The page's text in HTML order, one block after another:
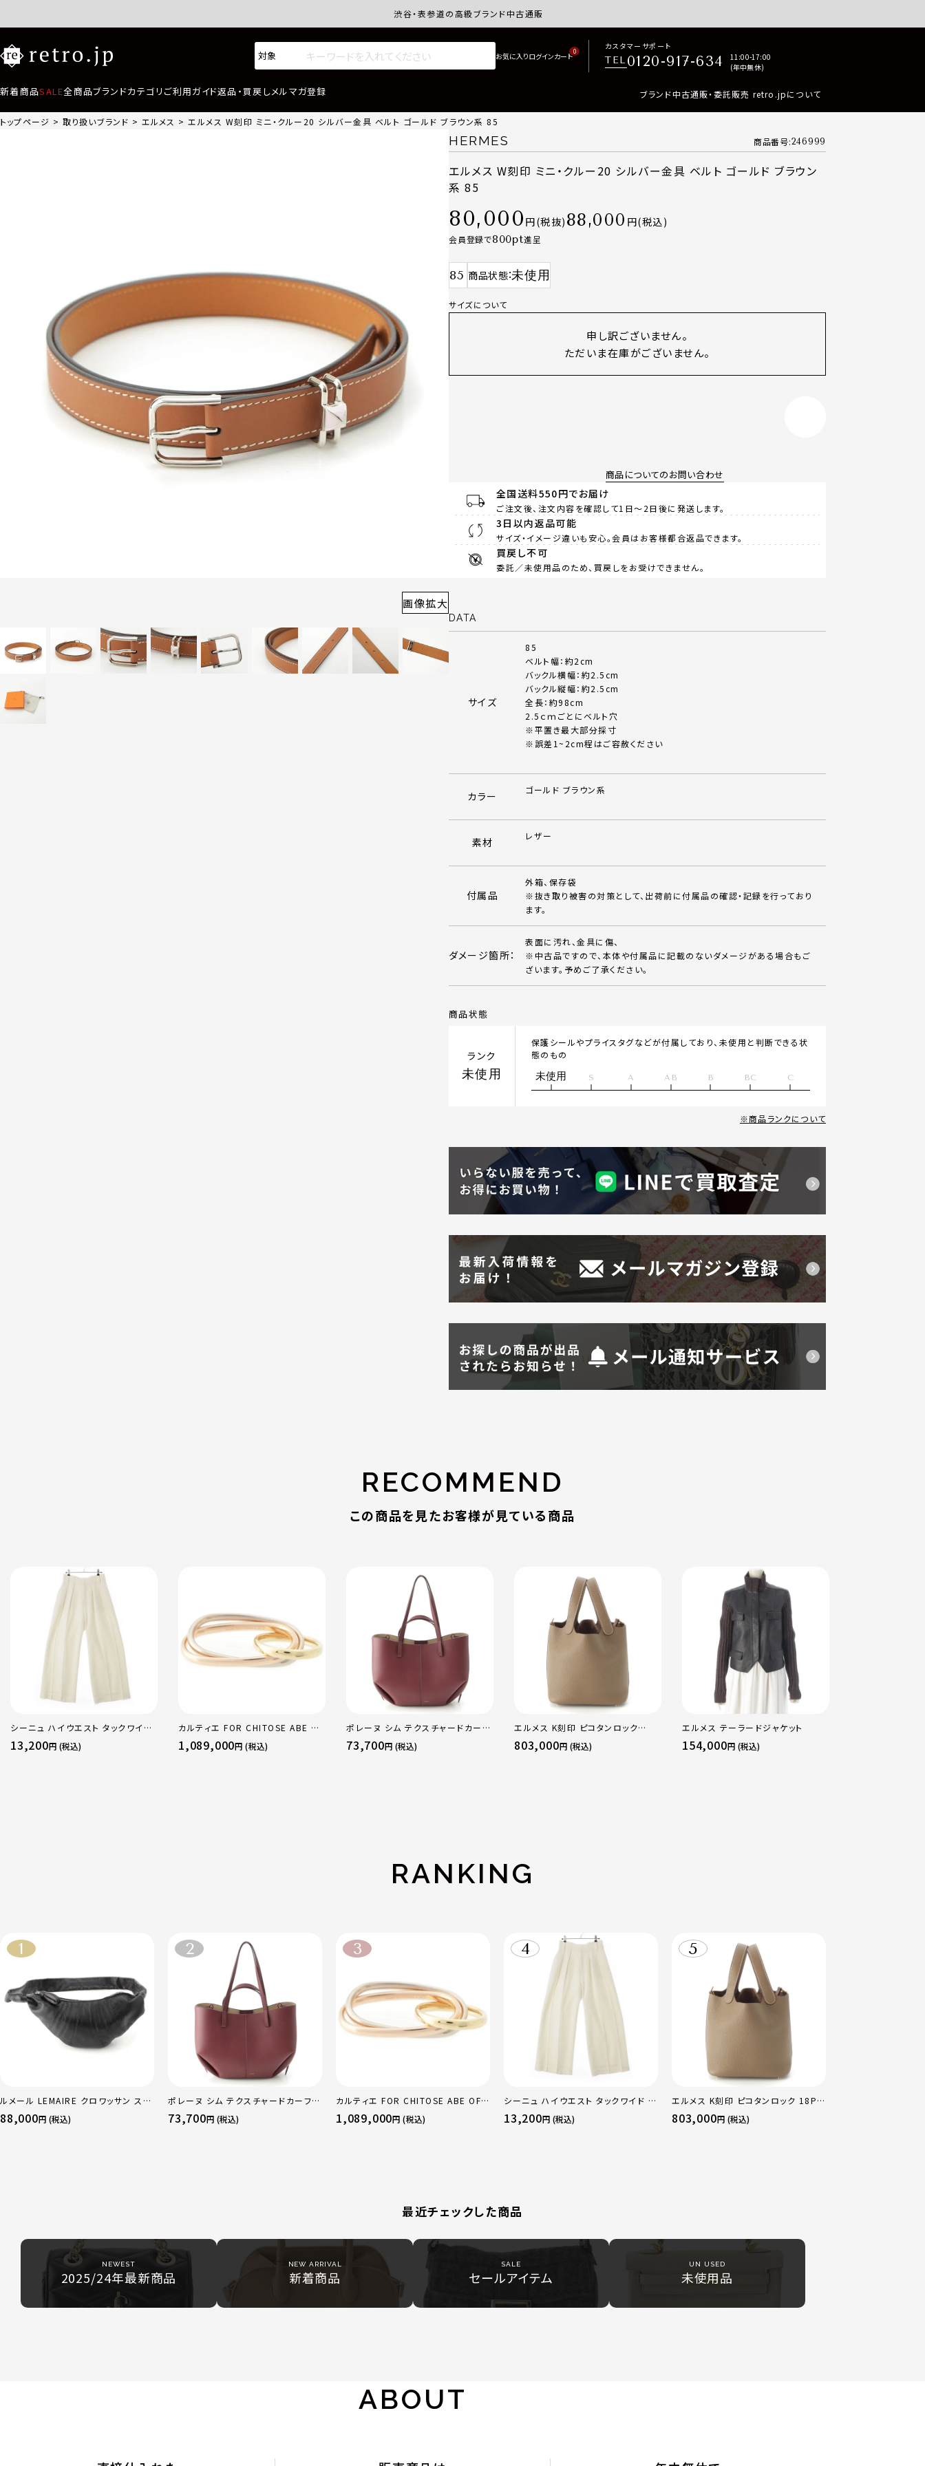
渋谷・表参道の高級ブランド中古通販サイトretro.jp商品はすべて正規品保証・返品可能（返品NG記載品を除く）
0
カスタマーサポート
TEL0120-917-634
11:00-17:00
(年中無休)
新着商品SALE全商品ブランドカテゴリ ご利用ガイド返品・買戻しメルマガ登録 ブランド中古通販・委託販売 retro.jpについて
トップページ 取り扱いブランド エルメス エルメス W刻印 ミニ・クルー20 シルバー金具 ベルト ゴールド ブラウン系 85
画像拡大
HERMES 商品番号 246999
エルメス W刻印 ミニ・クルー20 シルバー金具 ベルト ゴールド ブラウン
系 85
80,000 税抜 88,000 税込
会員登録で800 進呈
85 商品状態 未使用
サイズについて
申し訳ございません。
ただいま在庫がございません。
商品についてのお問い合わせ
全国送料550円でお届け
ご注文後、注文内容を確認して1日～2日後に発送します。
3日以内返品可能
サイズ・イメージ違いも安心。会員はお客様都合返品できます。
買戻し不可
委託／未使用品のため、買戻しをお受けできません。
DATA
サイズ
85
ベルト幅：約2cm
バックル横幅：約2.5cm
バックル縦幅：約2.5cm
全長：約98cm
2.5ｃｍごとにベルト穴
※平置き最大部分採寸
※誤差1~2cm程はご容赦ください
カラー ゴールド ブラウン系
素材 レザー
付属品
外箱、保存袋
※抜き取り被害の対策として、出荷前に付属品の確認・記録を行っており
ます。
ダメージ箇所：
表面に汚れ、金具に傷、
※中古品ですので、本体や付属品に記載のないダメージがある場合もご
ざいます。予めご了承ください。
商品状態
ランク
未使用
保護シールやプライスタグなどが付属しており、未使用と判断できる状
態のもの
未使用 S A AB B BC C
商品ランクについて
RECOMMEND
この商品を見たお客様が見ている商品
シーニュ ハイウエスト タックワイド
パンツ ボトムス オフホワイト 0
13,200円 (税込)
カルティエ FOR CHITOSE ABE OF
sacai サカイ 750 YG×PG×WG
トリニティ リング 指輪 マルチカラー
1,089,000円 (税込)
ポレーヌ シム テクスチャードカーフ
レザー トートバッグ ダークチェリー
レギュラー
73,700円 (税込)
エルメス K刻印 ピコタンロック
18PM トリヨン ハンドバッグ ゴール
ド金具 エトゥープ
803,000円 (税込)
エルメス テーラードジャケット
154,000円 (税込)
RANKING
ルメール LEMAIRE クロワッサン スモ
ール ソフトナッパレザー クロス ボディ
バッグ BG0003 LL095 ブラック
88,000円 (税込)
ポレーヌ シム テクスチャードカーフレ
ザー トートバッグ ダークチェリー レギ
ュラー
73,700円 (税込)
カルティエ FOR CHITOSE ABE OF
sacai サカイ 750 YG×PG×WG ト
リニティ リング 指輪 マルチカラー 50
1,089,000円 (税込)
シーニュ ハイウエスト タックワイド パ
ンツ ボトムス オフホワイト 0
13,200円 (税込)
エルメス K刻印 ピコタンロック 18PM
トリヨン ハンドバッグ ゴールド金具 エ
トゥープ
803,000円 (税込)
最近チェックした商品
NEWEST
2025/24年最新商品
NEW ARRIVAL
新着商品
SALE
セールアイテム
UN USED
未使用品
ABOUT